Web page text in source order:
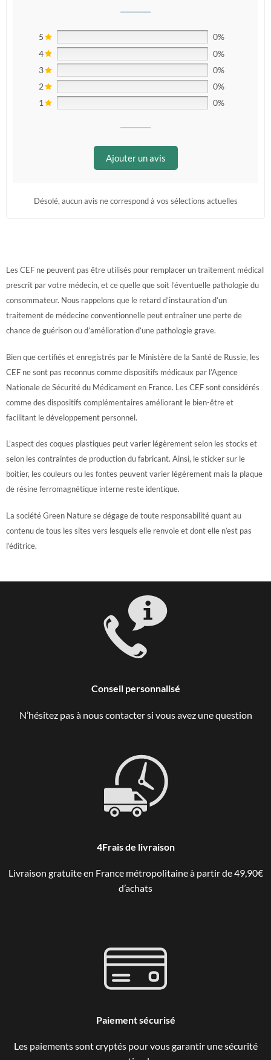
5
0%
4
0%
3
0%
2
0%
1
0%
Ajouter un avis
Désolé, aucun avis ne correspond à vos sélections actuelles
Les CEF ne peuvent pas être utilisés pour remplacer un traitement médical
prescrit par votre médecin, et ce quelle que soit l’éventuelle pathologie du
consommateur. Nous rappelons que le retard d’instauration d’un
traitement de médecine conventionnelle peut entraîner une perte de
chance de guérison ou d’amélioration d’une pathologie grave.
Bien que certifiés et enregistrés par le Ministère de la Santé de Russie, les
CEF ne sont pas reconnus comme dispositifs médicaux par l’Agence
Nationale de Sécurité du Médicament en France. Les CEF sont considérés
comme des dispositifs complémentaires améliorant le bien-être et
facilitant le développement personnel.
L’aspect des coques plastiques peut varier légèrement selon les stocks et
selon les contraintes de production du fabricant. Ainsi, le sticker sur le
boitier, les couleurs ou les fontes peuvent varier légèrement mais la plaque
de résine ferromagnétique interne reste identique.
La société Green Nature se dégage de toute responsabilité quant au
contenu de tous les sites vers lesquels elle renvoie et dont elle n’est pas
l’éditrice.
Conseil personnalisé
N’hésitez pas à nous contacter si vous avez une question
4Frais de livraison
Livraison gratuite en France métropolitaine à partir de 49,90€
d’achats
Paiement sécurisé
Les paiements sont cryptés pour vous garantir une sécurité